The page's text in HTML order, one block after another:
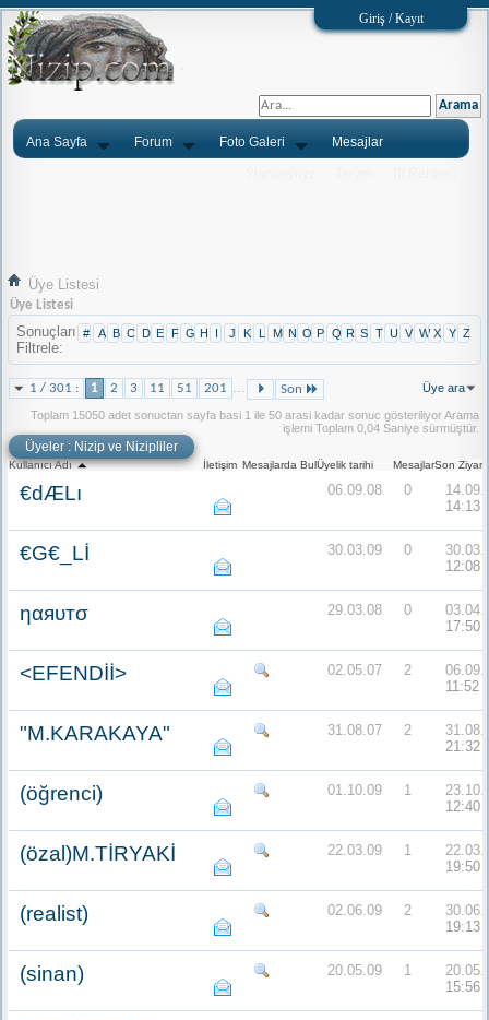
Giriş / Kayıt
Ana Sayfa Forum Foto Galeri Mesajlar
Üye Listesi
Üye Listesi
Sonuçları
Filtrele
# A B C D E F G H I J K L M N O P Q R S T U V W X Y Z
1 / 301 : 1 2 3 11 51 201 Son Üye ara
Toplam 15050 adet sonuctan sayfa basi 1 ile 50 arasi kadar sonuc gösteriliyorArama
işlemi Toplam 0,04 Saniye sürmüştür.
Üyeler : Nizip ve Nizipliler
Kullanıcı Adı İletişim Mesajlarda BulÜyelik tarihi MesajlarSon
€dÆLı 06.09.08 0
14:13
€G€_Lİ 30.03.09 0
12:08
ηαяυтσ 29.03.08 0
17:50
<EFENDİİ> 02.05.07 2
11:52
"M.KARAKAYA" 31.08.07 2
21:32
(öğrenci) 01.10.09 1
12:40
(özal)M.TİRYAKİ 22.03.09 1
19:50
(realist) 02.06.09 2
19:13
(sinan) 20.05.09 1
15:56